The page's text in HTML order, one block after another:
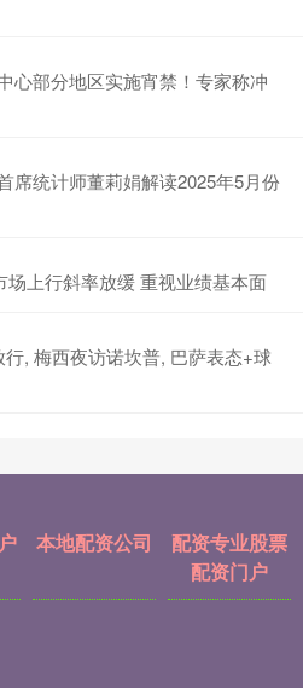
心部分地区实施宵禁！专家称冲
席统计师董莉娟解读2025年5月份
上行斜率放缓 重视业绩基本面
, 梅西夜访诺坎普, 巴萨表态+球
本地配资公司
配资专业股票
配资门户